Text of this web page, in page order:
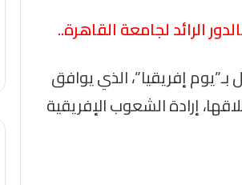
الرائد لجامعة القاهرة..
إفريقيا”، الذي يوافق
إرادة الشعوب الإفريقية